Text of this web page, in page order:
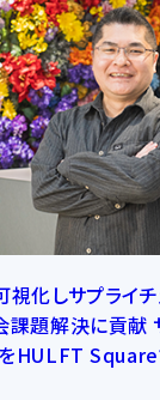
視化しサプライチ
課題解決に貢献
HULFT Square